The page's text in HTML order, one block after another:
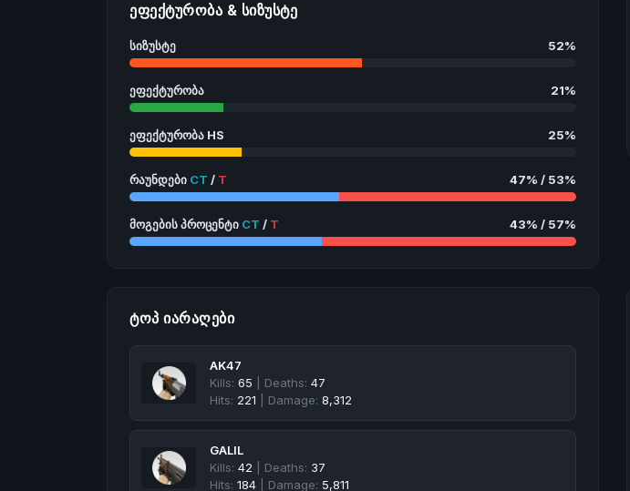
ᲔᲤᲔᲥᲢᲣᲠᲝᲑᲐ & ᲡᲘᲖᲣᲡᲢᲔ
სიზუსტე 52%
ეფექტურობა 21%
ეფექტურობა HS 25%
რაუნდები CT / T 47% / 53%
მოგების პროცენტი CT / T 43% / 57%
ᲢᲝᲞ ᲘᲐᲠᲐᲦᲔᲑᲘ
AK47
Kills: 65 | Deaths: 47
Hits: 221 | Damage: 8,312
GALIL
Kills: 42 | Deaths: 37
Hits: 184 | Damage: 5,811